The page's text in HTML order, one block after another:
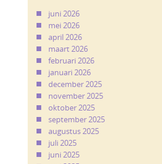
juni 2026
mei 2026
april 2026
maart 2026
februari 2026
januari 2026
december 2025
november 2025
oktober 2025
september 2025
augustus 2025
juli 2025
juni 2025